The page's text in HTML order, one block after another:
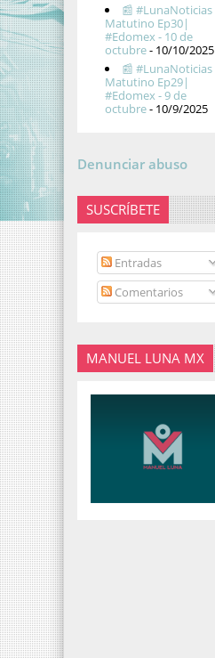
📰 #LunaNoticias
Matutino Ep30|
#Edomex - 10 de
octubre- 10/10/2025
📰 #LunaNoticias
Matutino Ep29|
#Edomex - 9 de
octubre- 10/9/2025
Denunciar abuso
SUSCRÍBETE
Entradas
Comentarios
MANUEL LUNA MX